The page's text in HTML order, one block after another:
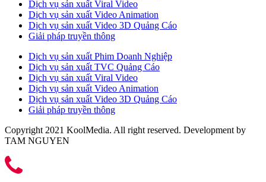
Dịch vụ sản xuất Viral Video
Dịch vụ sản xuất Video Animation
Dịch vụ sản xuất Video 3D Quảng Cáo
Giải pháp truyền thông
Dịch vụ sản xuất Phim Doanh Nghiệp
Dịch vụ sản xuất TVC Quảng Cáo
Dịch vụ sản xuất Viral Video
Dịch vụ sản xuất Video Animation
Dịch vụ sản xuất Video 3D Quảng Cáo
Giải pháp truyền thông
Copyright 2021 KoolMedia. All right reserved. Development by
TAM NGUYEN